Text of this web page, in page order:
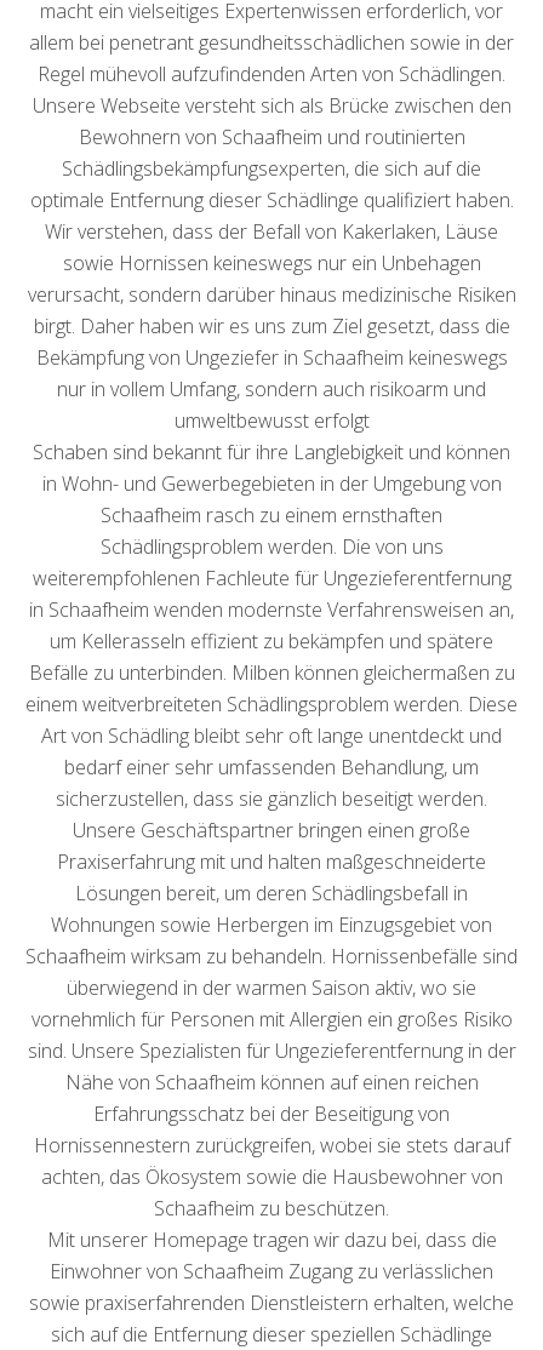
macht ein vielseitiges Expertenwissen erforderlich, vor
allem bei penetrant gesundheitsschädlichen sowie in der
Regel mühevoll aufzufindenden Arten von Schädlingen.
Unsere Webseite versteht sich als Brücke zwischen den
Bewohnern von Schaafheim und routinierten
Schädlingsbekämpfungsexperten, die sich auf die
optimale Entfernung dieser Schädlinge qualifiziert haben.
Wir verstehen, dass der Befall von Kakerlaken, Läuse
sowie Hornissen keineswegs nur ein Unbehagen
verursacht, sondern darüber hinaus medizinische Risiken
birgt. Daher haben wir es uns zum Ziel gesetzt, dass die
Bekämpfung von Ungeziefer in Schaafheim keineswegs
nur in vollem Umfang, sondern auch risikoarm und
umweltbewusst erfolgt
Schaben sind bekannt für ihre Langlebigkeit und können
in Wohn- und Gewerbegebieten in der Umgebung von
Schaafheim rasch zu einem ernsthaften
Schädlingsproblem werden. Die von uns
weiterempfohlenen Fachleute für Ungezieferentfernung
in Schaafheim wenden modernste Verfahrensweisen an,
um Kellerasseln effizient zu bekämpfen und spätere
Befälle zu unterbinden. Milben können gleichermaßen zu
einem weitverbreiteten Schädlingsproblem werden. Diese
Art von Schädling bleibt sehr oft lange unentdeckt und
bedarf einer sehr umfassenden Behandlung, um
sicherzustellen, dass sie gänzlich beseitigt werden.
Unsere Geschäftspartner bringen einen große
Praxiserfahrung mit und halten maßgeschneiderte
Lösungen bereit, um deren Schädlingsbefall in
Wohnungen sowie Herbergen im Einzugsgebiet von
Schaafheim wirksam zu behandeln. Hornissenbefälle sind
überwiegend in der warmen Saison aktiv, wo sie
vornehmlich für Personen mit Allergien ein großes Risiko
sind. Unsere Spezialisten für Ungezieferentfernung in der
Nähe von Schaafheim können auf einen reichen
Erfahrungsschatz bei der Beseitigung von
Hornissennestern zurückgreifen, wobei sie stets darauf
achten, das Ökosystem sowie die Hausbewohner von
Schaafheim zu beschützen.
Mit unserer Homepage tragen wir dazu bei, dass die
Einwohner von Schaafheim Zugang zu verlässlichen
sowie praxiserfahrenden Dienstleistern erhalten, welche
sich auf die Entfernung dieser speziellen Schädlinge